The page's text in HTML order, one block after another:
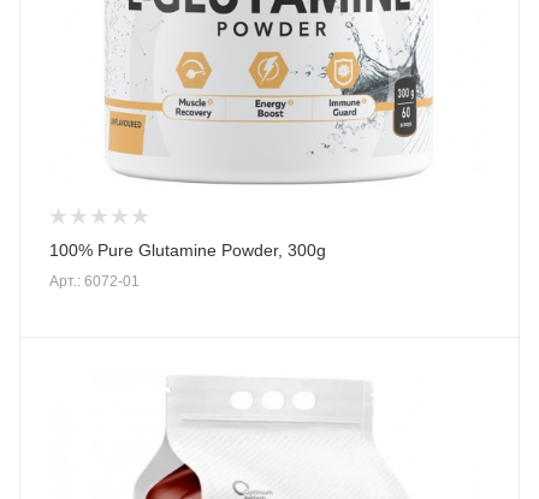
100% Pure Glutamine Powder, 300g
Арт.: 6072-01